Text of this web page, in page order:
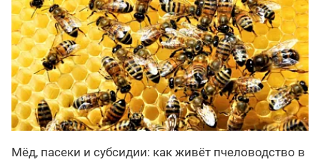
Мёд, пасеки и субсидии: как живёт пчеловодство в